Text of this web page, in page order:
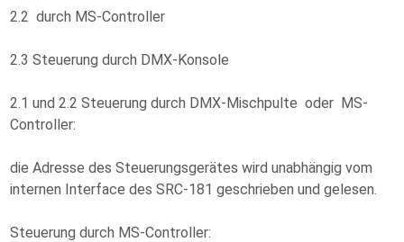
2.2 durch MS-Controller
2.3 Steuerung durch DMX-Konsole
2.1 und 2.2 Steuerung durch DMX-Mischpulte oder MS-
Controller:
die Adresse des Steuerungsgerätes wird unabhängig vom
internen Interface des SRC-181 geschrieben und gelesen.
Steuerung durch MS-Controller: